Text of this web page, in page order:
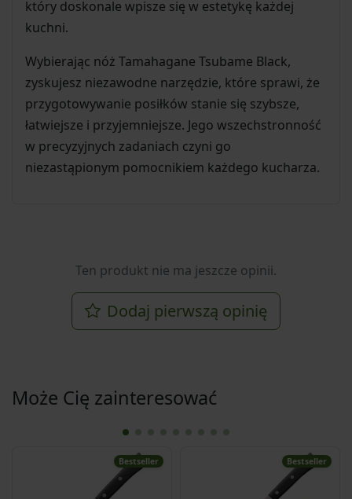
który doskonale wpisze się w estetykę każdej
kuchni.
Wybierając nóż Tamahagane Tsubame Black,
zyskujesz niezawodne narzędzie, które sprawi, że
przygotowywanie posiłków stanie się szybsze,
łatwiejsze i przyjemniejsze. Jego wszechstronność
w precyzyjnych zadaniach czyni go
niezastąpionym pomocnikiem każdego kucharza.
Ten produkt nie ma jeszcze opinii.
Dodaj pierwszą opinię
Może Cię zainteresować
Bestseller Bestseller